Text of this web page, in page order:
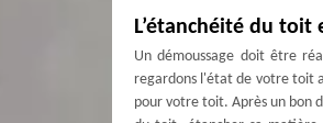
L’étanchéité du
Un démoussage doit être
regardons l'état de votre toit
pour votre toit. Après un bon